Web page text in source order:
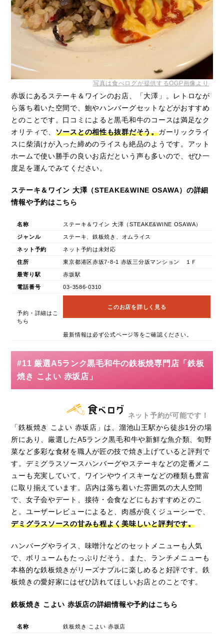
写真は食べログが提供するOGP画像より
赤坂にあるステーキ＆ワインのお店、「大澤」。レトロなが
ら落ち着いた空間で、鮑やハンバーグセットなどがおすすめ
とのことです。口コミによると黒毛和牛のコースは満足なク
オリティで、 ソースとの相性も抜群だそう。ガーリックライ
スに柴漬けが入った締めのライスも絶品のようです。アット
ホームで使い勝手の良いお店だという声も多いので、ぜひ一
度足を運んでみてください。
ステーキ＆ワイン 大澤（STEAKE&WINE OSAWA）の詳細
情報や予約はこちら
名称 ステーキ＆ワイン 大澤（STEAKE&WINE OSAWA）
ジャンル ステーキ、鉄板焼き、オムライス
ネット予約 ネット予約は未対応
住所 東京都港区赤坂7-8-1 赤坂三分坂マンション １Ｆ
最寄り駅 赤坂駅
電話番号 03-3586-0310
予約・詳細はこ
ちら
このお店を詳しく見る
最新情報は必ず公式ページ等をご確認ください。
#11 厳選A5ランク黒毛和牛の鉄板焼専門店「鉄板
焼き こよい 赤坂店」
ネット予約が可能です！
「鉄板焼き こよい 赤坂店」は、溜池山王駅から徒歩1分の場
所にあり、厳選したA5ランク黒毛和牛や新鮮な魚介類、旬野
菜など多彩な食材を職人が匠の技で焼き上げていると評判で
す。デミグラスソースハンバーグやステーキなどの定番メニ
ューも充実していて、ワインやウイスキーなどの種類も豊富
に取り揃えています。店内は落ち着いた雰囲気の大人空間
で、女子会やデート、接待・会食などにもおすすめとのこ
と。ユーザーレビューによると、肉感が良くジューシーで、
デミグラスソースの甘みも程よく美味しいと評判です。
ハンバーグやライス、味噌汁などのセットメニューも人気
で、ボリュームもたっぷりだそう。また、ランチメニューも
本格的な鉄板焼きがリーズナブルに楽しめると好評です。鉄
板焼きの愛好家にはぜひ訪れてほしいお店とのことです。
鉄板焼き こよい 赤坂店の詳細情報や予約はこちら
名称 鉄板焼き こよい 赤坂店